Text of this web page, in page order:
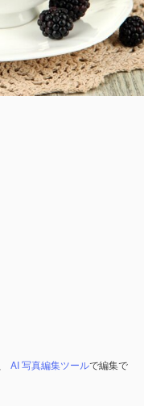
AI 写真編集ツールで編集で